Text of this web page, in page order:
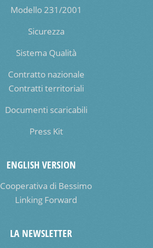
Modello 231/2001
Sicurezza
Sistema Qualità
Contratto nazionale
Contratti territoriali
Documenti scaricabili
Press Kit
ENGLISH VERSION
Cooperativa di Bessimo
Linking Forward
LA NEWSLETTER